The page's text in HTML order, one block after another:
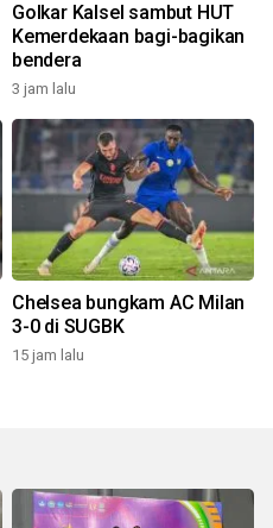
Golkar Kalsel sambut HUT
Kemerdekaan bagi-bagikan
bendera
3 jam lalu
Chelsea bungkam AC Milan
3-0 di SUGBK
15 jam lalu